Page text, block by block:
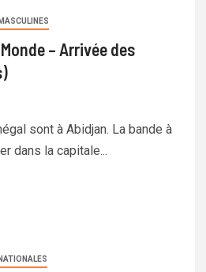
– Arrivée des
sont à Abidjan. La bande à
dans la capitale...